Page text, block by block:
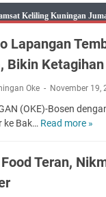
Keliling Kuningan
8 Agustus 2026: Jika
Meskipun Memiliki
Bukan Cuma Kewajiban,
2026 Bersama Kebo
Pendampingan
Dari Hawa Nafsu?
Lapangan
Bikin Ketagihan
Oke November 19,
(OKE)-Bosen
ke Bak… Read more »
s
Teran,